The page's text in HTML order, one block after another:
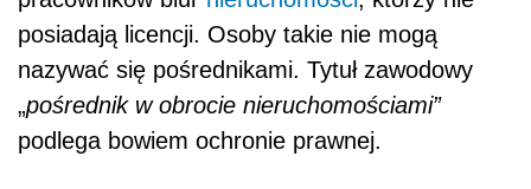
posiadają licencji. Osoby takie nie mogą
nazywać się pośrednikami. Tytuł zawodowy
„pośrednik w obrocie nieruchomościami”
podlega bowiem ochronie prawnej.